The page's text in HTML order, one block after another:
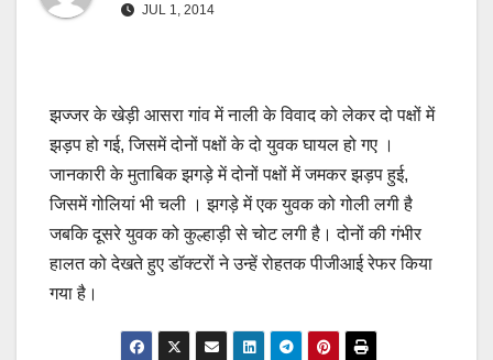
JUL 1, 2014
झज्जर के खेड़ी आसरा गांव में नाली के विवाद को लेकर दो पक्षों में
झड़प हो गई, जिसमें दोनों पक्षों के दो युवक घायल हो गए ।
जानकारी के मुताबिक झगड़े में दोनों पक्षों में जमकर झड़प हुई,
जिसमें गोलियां भी चली । झगड़े में एक युवक को गोली लगी है
जबकि दूसरे युवक को कुल्हाड़ी से चोट लगी है। दोनों की गंभीर
हालत को देखते हुए डॉक्टरों ने उन्हें रोहतक पीजीआई रेफर किया
गया है।